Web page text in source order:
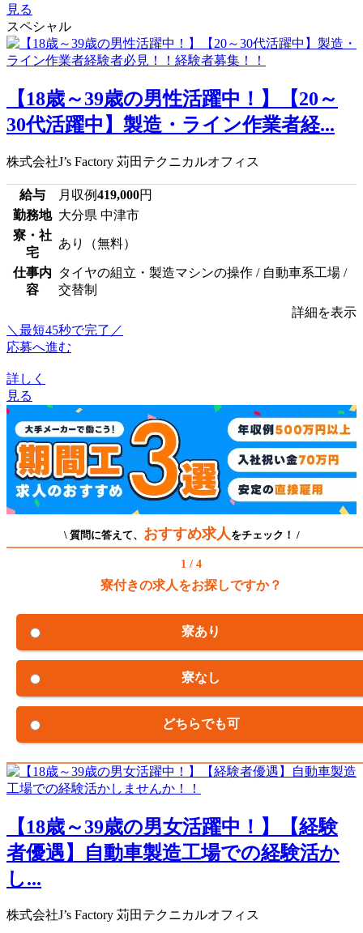
見る
スペシャル
【18歳～39歳の男性活躍中！】【20～
30代活躍中】製造・ライン作業者経...
株式会社J’s Factory 苅田テクニカルオフィス
給与 月収例419,000円
勤務地 大分県 中津市
寮・社
宅
あり（無料）
仕事内
容
タイヤの組立・製造マシンの操作 / 自動車系工場 /
交替制
詳細を表示
＼最短45秒で完了／
応募へ進む
詳しく
見る
\ 質問に答えて、 おすすめ求人 をチェック！ /
1 / 4
寮付きの求人をお探しですか？
寮あり
寮なし
どちらでも可
【18歳～39歳の男女活躍中！】【経験
者優遇】自動車製造工場での経験活か
し...
株式会社J’s Factory 苅田テクニカルオフィス